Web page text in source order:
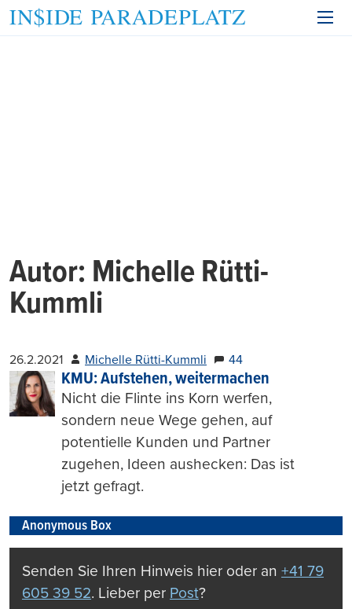
Autor: Michelle Rütti-
Kummli
26.2.2021 Michelle Rütti-Kummli 44
KMU: Aufstehen, weitermachen
Nicht die Flinte ins Korn werfen,
sondern neue Wege gehen, auf
potentielle Kunden und Partner
zugehen, Ideen aushecken: Das ist
jetzt gefragt.
Anonymous Box
Senden Sie Ihren Hinweis hier oder an +41 79
605 39 52. Lieber per Post?